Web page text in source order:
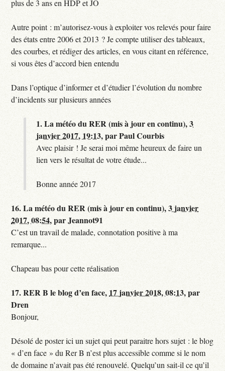
plus de 3 ans en HDP et JO
Autre point : m’autorisez-vous à exploiter vos relevés pour faire
des états entre 2006 et 2013 ? Je compte utiliser des tableaux,
des courbes, et rédiger des articles, en vous citant en référence,
si vous êtes d’accord bien entendu
Dans l’optique d’informer et d’étudier l’évolution du nombre
d’incidents sur plusieurs années
1.La météo du RER (mis à jour en continu),3
janvier 2017, 19:13,parPaul Courbis
Avec plaisir ! Je serai moi même heureux de faire un
lien vers le résultat de votre étude...
Bonne année 2017
16.La météo du RER (mis à jour en continu),3 janvier
2017, 08:54,parJeannot91
C’est un travail de malade, connotation positive à ma
remarque...
Chapeau bas pour cette réalisation
17.RER B le blog d’en face, 17 janvier 2018, 08:13,par
Dren
Bonjour,
Désolé de poster ici un sujet qui peut paraitre hors sujet : le blog
« d’en face » du Rer B n’est plus accessible comme si le nom
de domaine n’avait pas été renouvelé. Quelqu’un sait-il ce qu’il